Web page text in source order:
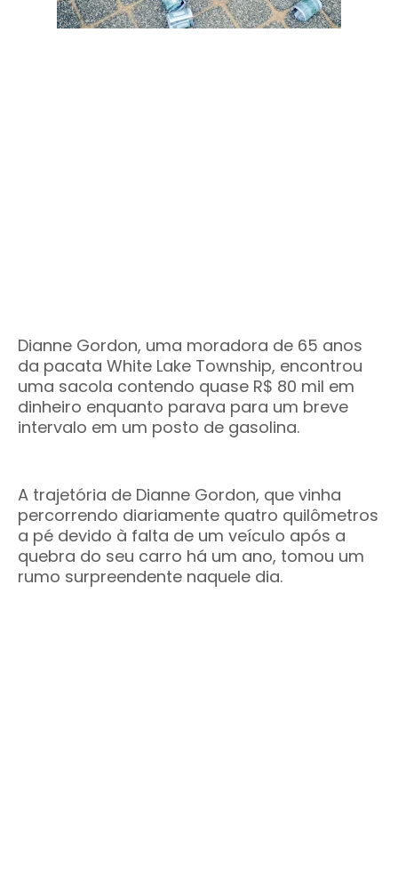
Dianne Gordon, uma moradora de 65 anos
da pacata White Lake Township, encontrou
uma sacola contendo quase R$ 80 mil em
dinheiro enquanto parava para um breve
intervalo em um posto de gasolina.
A trajetória de Dianne Gordon, que vinha
percorrendo diariamente quatro quilômetros
a pé devido à falta de um veículo após a
quebra do seu carro há um ano, tomou um
rumo surpreendente naquele dia.